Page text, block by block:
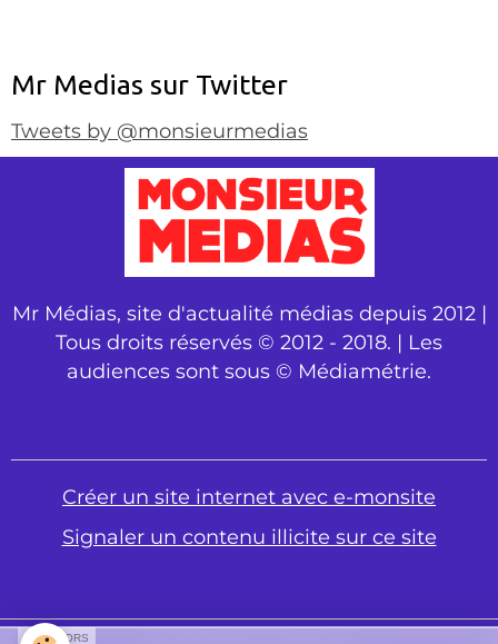
Mr Medias sur Twitter
Tweets by @monsieurmedias
Mr Médias, site d'actualité médias depuis 2012 |
Tous droits réservés © 2012 - 2018. | Les
audiences sont sous © Médiamétrie.
Créer un site internet avec e-monsite
Signaler un contenu illicite sur ce site
SPONSORS